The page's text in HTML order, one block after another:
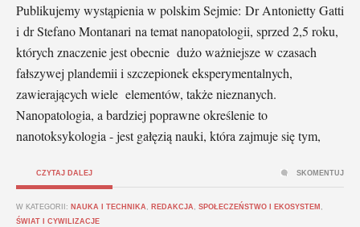
Publikujemy wystąpienia w polskim Sejmie: Dr Antonietty Gatti
i dr Stefano Montanari na temat nanopatologii, sprzed 2,5 roku,
których znaczenie jest obecnie dużo ważniejsze w czasach
fałszywej plandemii i szczepionek eksperymentalnych,
zawierających wiele elementów, także nieznanych.
Nanopatologia, a bardziej poprawne określenie to
nanotoksykologia - jest gałęzią nauki, która zajmuje się tym,
CZYTAJ DALEJ
W KATEGORII: NAUKA I TECHNIKA REDAKCJA SPOŁECZEŃSTWO I EKOSYSTEM
ŚWIAT I CYWILIZACJE
SKOMENTUJ